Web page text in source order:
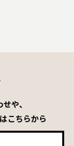
や、
こちらから